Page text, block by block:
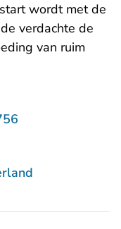
wordt met de
verdachte de
van ruim